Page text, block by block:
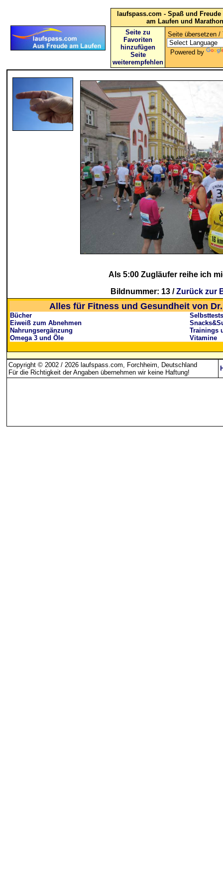
laufspass.com - Spaß und
am Laufen und Marathon
Seite zu
Favoriten
hinzufügen
Seite
weiterempfehlen
Seite übersetzen /
Powered by
Als 5:00 Zugläufer reihe ich
Bildnummer: 13 /Zurück zur
Alles für Fitness und Gesundheit von
Bücher
Eiweiß zum Abnehmen
Nahrungsergänzung
Omega 3 und Öle
Selbsttests
Trainings
Vitamine
Copyright © 2002 / 2026 laufspass.com, Forchheim, Deutschland
Für die Richtigkeit der Angaben übernehmen wir keine Haftung!